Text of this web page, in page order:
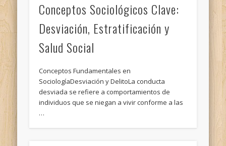
Conceptos Sociológicos Clave:
Desviación, Estratificación y
Salud Social
Conceptos Fundamentales en
SociologíaDesviación y DelitoLa conducta
desviada se refiere a comportamientos de
individuos que se niegan a vivir conforme a las
…